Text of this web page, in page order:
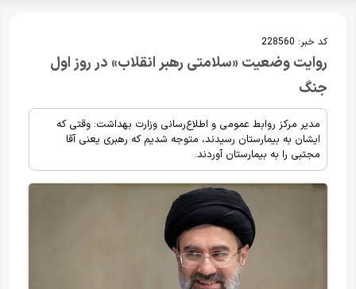
کد خبر: 228560
روایت وضعیت «سلامتی رهبر انقلاب» در روز اول
جنگ
مدیر مرکز روابط عمومی و اطلاع‌رسانی وزارت بهداشت: وقتی که
ایشان به بیمارستان رسیدند، متوجه شدیم که رهبری یعنی آقا
مجتبی را به بیمارستان آوردند.